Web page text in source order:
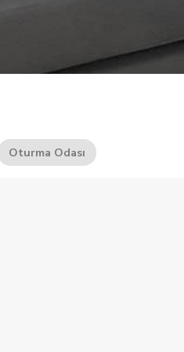
Oturma Odası